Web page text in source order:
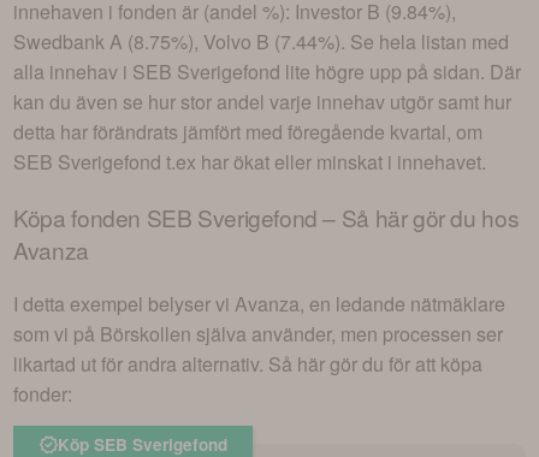
innehaven i fonden är (andel %): Investor B (9.84%),
Swedbank A (8.75%), Volvo B (7.44%). Se hela listan med
alla innehav i SEB Sverigefond lite högre upp på sidan. Där
kan du även se hur stor andel varje innehav utgör samt hur
detta har förändrats jämfört med föregående kvartal, om
SEB Sverigefond t.ex har ökat eller minskat i innehavet.
Köpa fonden SEB Sverigefond– Så här gör du hos
Avanza
I detta exempel belyser vi Avanza, en ledande nätmäklare
som vi på Börskollen själva använder, men processen ser
likartad ut för andra alternativ. Så här gör du för att köpa
fonder:
Köp SEB Sverigefond